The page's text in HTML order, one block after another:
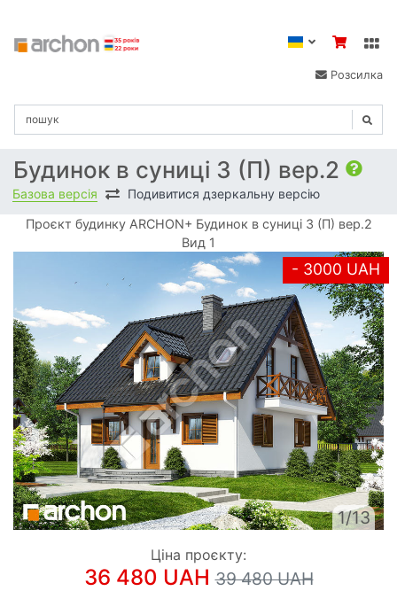
Розсилка
Будинок в суниці 3 (П) вер.2
Базова версія Подивитися дзеркальну версію
Проєкт будинку ARCHON+ Будинок в суниці 3 (П) вер.2
Вид 1
- 3000 UAH
1/13
Ціна проєкту:
36 480 UAH39 480 UAH